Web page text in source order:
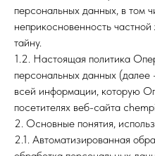
персональных данных, в том
неприкосновенность
тайну.
1.2. Настоящая политика
персональных данных
всей информации, которую
посетителях веб-сайта
2. Основные понятия,
2.1. Автоматизированная